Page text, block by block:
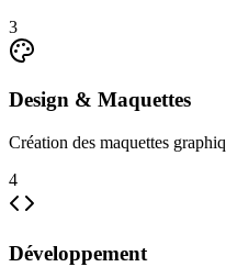
3
Design & Maquettes
Création des maquettes
4
Développement